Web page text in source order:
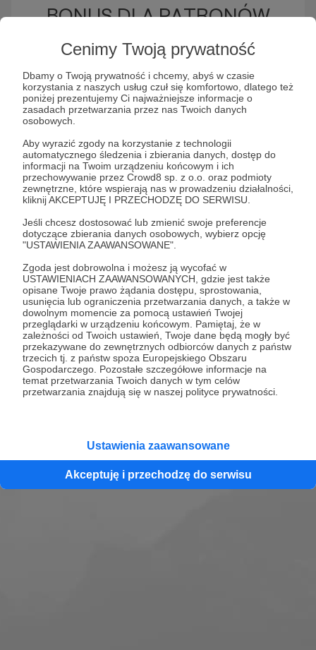
Cenimy Twoją prywatność
Dbamy o Twoją prywatność i chcemy, abyś w czasie
korzystania z naszych usług czuł się komfortowo, dlatego też
poniżej prezentujemy Ci najważniejsze informacje o
zasadach przetwarzania przez nas Twoich danych
osobowych.
Aby wyrazić zgody na korzystanie z technologii
automatycznego śledzenia i zbierania danych, dostęp do
informacji na Twoim urządzeniu końcowym i ich
przechowywanie przez Crowd8 sp. z o.o. oraz podmioty
zewnętrzne, które wspierają nas w prowadzeniu działalności,
kliknij AKCEPTUJĘ I PRZECHODZĘ DO SERWISU.
Jeśli chcesz dostosować lub zmienić swoje preferencje
dotyczące zbierania danych osobowych, wybierz opcję
"USTAWIENIA ZAAWANSOWANE".
Zgoda jest dobrowolna i możesz ją wycofać w
USTAWIENIACH ZAAWANSOWANYCH, gdzie jest także
opisane Twoje prawo żądania dostępu, sprostowania,
usunięcia lub ograniczenia przetwarzania danych, a także w
dowolnym momencie za pomocą ustawień Twojej
przeglądarki w urządzeniu końcowym. Pamiętaj, że w
zależności od Twoich ustawień, Twoje dane będą mogły być
przekazywane do zewnętrznych odbiorców danych z państw
trzecich tj. z państw spoza Europejskiego Obszaru
Gospodarczego. Pozostałe szczegółowe informacje na
temat przetwarzania Twoich danych w tym celów
przetwarzania znajdują się w naszej polityce prywatności.
Ustawienia zaawansowane
Akceptuję i przechodzę do serwisu
BONUS DLA PATRONÓW
Cuzamendokupy
Słuchaj BONUS DLA PATRONÓW
Cuzamendokupy w aplikacji Patronite Audio
CUZAMENDOKUPY to podcast z ćwiczeniami do
nauki języka niemieckiego od podstaw. Dzięki tym
lekcjom nauczysz się przydatnego słownictwa,
wymowy, ważnych wyrażeń i gotowych zdań! Z
podcastu poznasz kulturę i obyczaje naszych
sąsiadów. Viel Spaß beim Hören und Lernen!
Zobacz profil